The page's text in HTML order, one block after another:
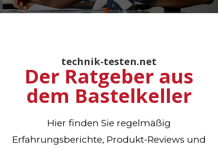
technik-testen.net
Der Ratgeber aus
dem Bastelkeller
Hier finden Sie regelmäßig
Erfahrungsberichte, Produkt-Reviews und